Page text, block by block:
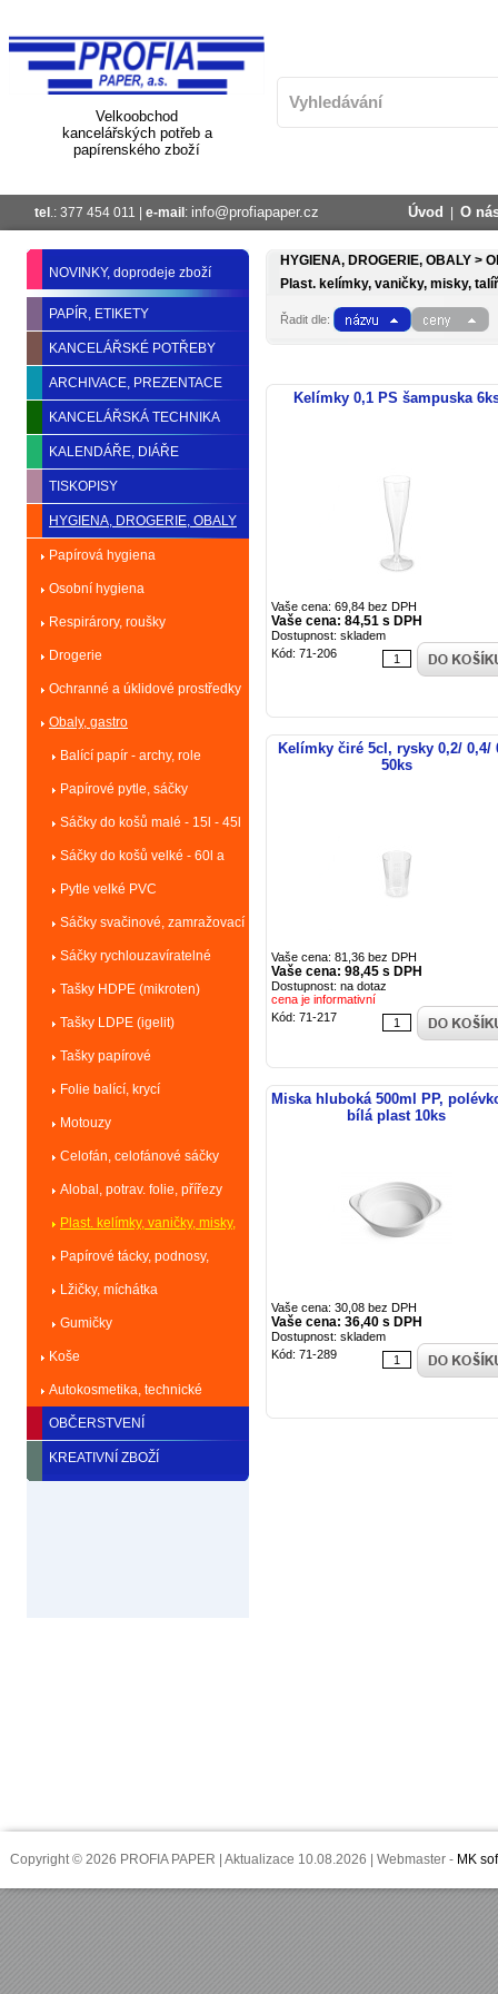
Velkoobchod
kancelářských potřeb a
papírenského zboží
tel .: 377 454 011 | e-mail : info@profiapaper.cz Úvod O
NOVINKY, doprodeje zboží
PAPÍR, ETIKETY
KANCELÁŘSKÉ POTŘEBY
ARCHIVACE, PREZENTACE
KANCELÁŘSKÁ TECHNIKA
KALENDÁŘE, DIÁŘE
TISKOPISY
HYGIENA, DROGERIE, OBALY
Papírová hygiena
Osobní hygiena
Respirárory, roušky
Drogerie
Ochranné a úklidové prostředky
Obaly, gastro
Balící papír - archy, role
Papírové pytle, sáčky
Sáčky do košů malé - 15l - 45l
Sáčky do košů velké - 60l a
více
Pytle velké PVC
Sáčky svačinové, zamražovací
Sáčky rychlouzavíratelné
Tašky HDPE (mikroten)
Tašky LDPE (igelit)
Tašky papírové
Folie balící, krycí
Motouzy
Celofán, celofánové sáčky
Alobal, potrav. folie, přířezy
Plast. kelímky, vaničky, misky,
talíře
Papírové tácky, podnosy,
dortové krabice
Lžičky, míchátka
Gumičky
Koše
Autokosmetika, technické
kapaliny
OBČERSTVENÍ
KREATIVNÍ ZBOŽÍ
HYGIENA, DROGERIE, OBALY >
Plast. kelímky, vaničky, misky,
Řadit dle:
Kelímky 0,1 PS šampuska
Vaše cena: 69,84 bez DPH
Vaše cena: 84,51 s DPH
Dostupnost: skladem
Kód: 71-206
Kelímky čiré 5cl, rysky 0,2/ 0,4/
50ks
Vaše cena: 81,36 bez DPH
Vaše cena: 98,45 s DPH
Dostupnost: na dotaz
cena je informativní
Kód: 71-217
Miska hluboká 500ml PP,
bílá plast 10ks
Vaše cena: 30,08 bez DPH
Vaše cena: 36,40 s DPH
Dostupnost: skladem
Kód: 71-289
Copyright © 2026 PROFIA PAPER | Aktualizace 10.08.2026 | Webmaster - MK